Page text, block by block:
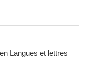
Langues et lettres